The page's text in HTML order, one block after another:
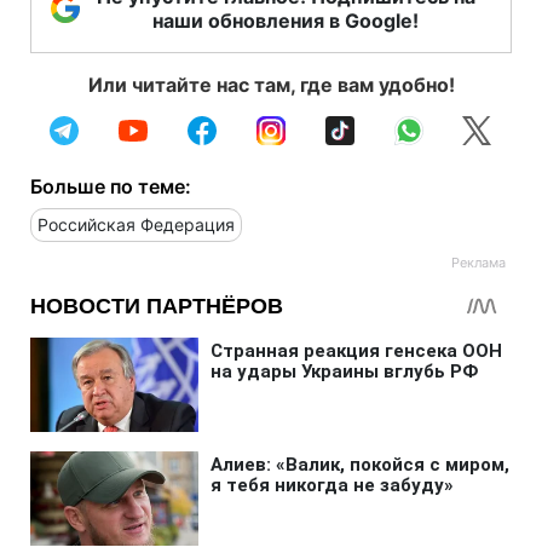
наши обновления в Google!
Или читайте нас там, где вам удобно!
Больше по теме:
Российская Федерация